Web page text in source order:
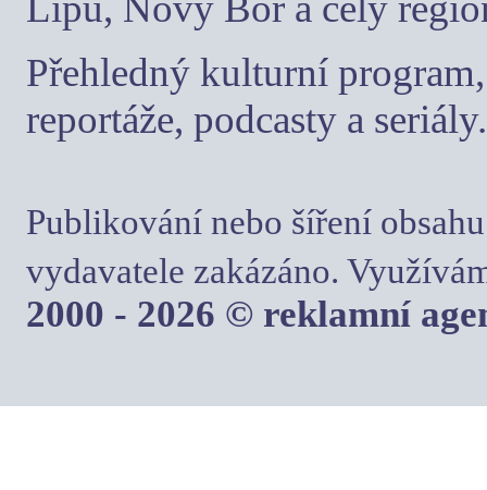
Přehledný kulturní
reportáže, podcasty a seriály.
Publikování nebo šíření
vydavatele zakázáno.
2000 - 2026 © reklamní